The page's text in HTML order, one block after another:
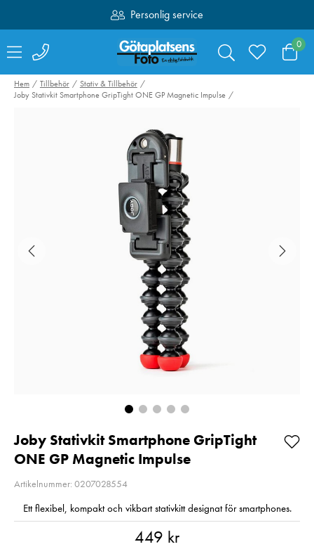
Personlig service
Fri frakt över 1000:-
0
Hähnel kabelset för
Captur till Fujifilm
Så långt lagret
räcker!
Nuvarande pris
99 krTidigare pris
99 kr
189 kr
Hem Tillbehör
Stativ & Tillbehör
Joby Stativkit Smartphone GripTight ONE GP Magnetic Impulse
Joby Stativkit Smartphone GripTight
ONE GP Magnetic Impulse
Artikelnummer: 0207028554
Ett flexibel, kompakt och vikbart stativkitt designat för smartphones.
449 kr